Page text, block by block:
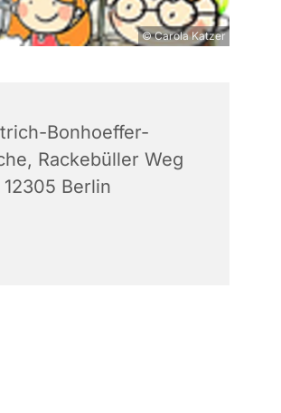
© Carola Katzer
Bonhoeffer-
Rackebüller Weg
12305 Berlin